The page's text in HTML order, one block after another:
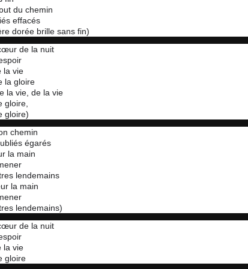
du chemin
effacés
dorée brille sans fin)
de la nuit
la vie
la gloire
la vie, de la vie
gloire,
gloire)
chemin
égarés
la main
lendemains
la main
lendemains)
de la nuit
la vie
gloire